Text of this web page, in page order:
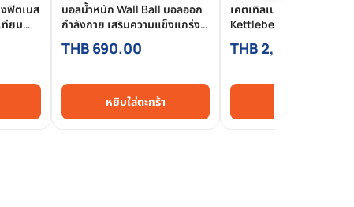
ฟิตเนส
ยม
บอลน้ำหนัก Wall Ball บอลออก
กำลังกาย เสริมความแข็งแกร่ง
THB 690.00
หยิบใส่ตะกร้า
เคตเทิลเบล HFT 16/24/
Kettlebell Competition
สำหรับฝึกที่บ้านและยิม
THB 2,890.00